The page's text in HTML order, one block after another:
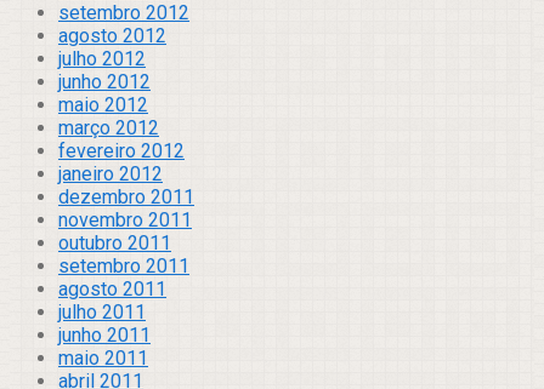
setembro 2012
agosto 2012
julho 2012
junho 2012
maio 2012
março 2012
fevereiro 2012
janeiro 2012
dezembro 2011
novembro 2011
outubro 2011
setembro 2011
agosto 2011
julho 2011
junho 2011
maio 2011
abril 2011